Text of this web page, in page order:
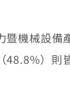
機械設備
）則